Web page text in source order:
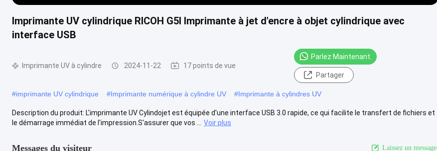
Imprimante UV cylindrique RICOH G5I Imprimante à jet d'encre à objet cylindrique avec
interface USB
Imprimante UV à cylindre 2024-11-22 17 points de vue
Parlez Maintenant.
Partager
#imprimante UV cylindrique #Imprimante numérique à cylindre UV #Imprimante à cylindres UV
Description du produit: L'imprimante UV Cylindojet est équipée d'une interface USB 3.0 rapide, ce qui facilite le transfert de fichiers et
le démarrage immédiat de l'impression.S'assurer que vos ...
Voir plus
Messages du visiteur Laissez un message.